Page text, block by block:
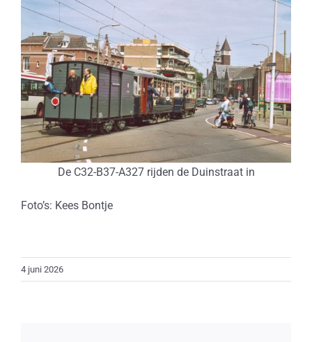
De C32-B37-A327 rijden de Duinstraat in
Foto’s: Kees Bontje
4 juni 2026